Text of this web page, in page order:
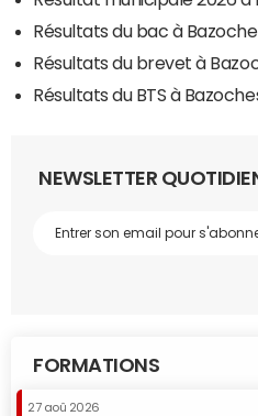
Résultats du bac à
Résultats du brevet à
Résultats du BTS à
NEWSLETTER
FORMATIONS
27 aoû 2026